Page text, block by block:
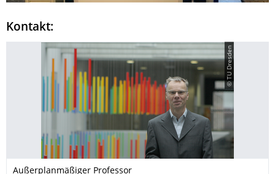
Kontakt:
© TU Dresden
Außerplanmäßiger Professor